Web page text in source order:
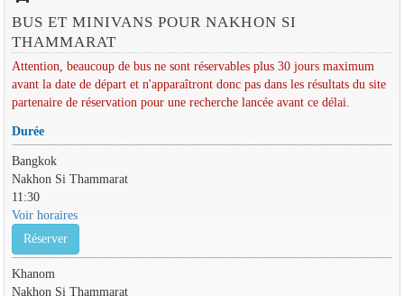
BUS ET MINIVANS POUR NAKHON SI
THAMMARAT
Attention, beaucoup de bus ne sont réservables plus 30 jours maximum
avant la date de départ et n'apparaîtront donc pas dans les résultats du site
partenaire de réservation pour une recherche lancée avant ce délai.
Durée
Bangkok
Nakhon Si Thammarat
11:30
Voir horaires
Réserver
Khanom
Nakhon Si Thammarat